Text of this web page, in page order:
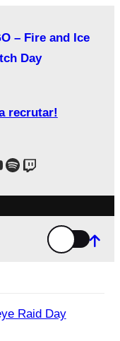
– Fire and Ice
Day
recrutar!
Threads!
Spotify
Twitch